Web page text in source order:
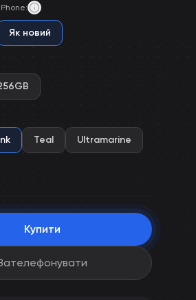
:
Як новий
Teal Ultramarine
Купити